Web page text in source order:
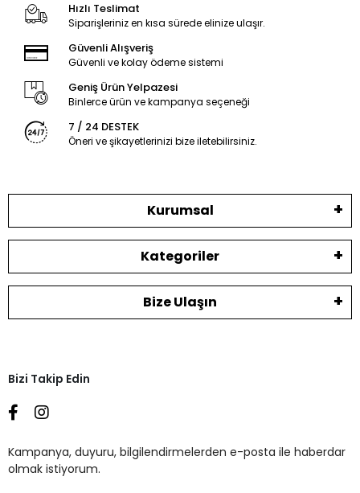
Hızlı Teslimat
Siparişleriniz en kısa sürede elinize ulaşır.
Güvenli Alışveriş
Güvenli ve kolay ödeme sistemi
Geniş Ürün Yelpazesi
Binlerce ürün ve kampanya seçeneği
7 / 24 DESTEK
Öneri ve şikayetlerinizi bize iletebilirsiniz.
Kurumsal
Kategoriler
Bize Ulaşın
Bizi Takip Edin
Kampanya, duyuru, bilgilendirmelerden e-posta ile haberdar
olmak istiyorum.